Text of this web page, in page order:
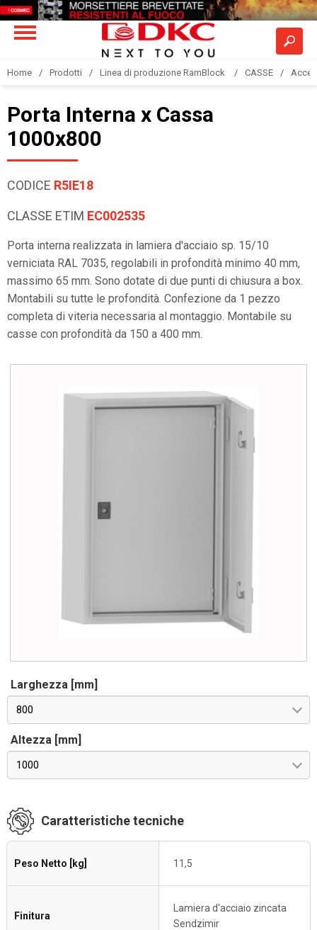
Home Prodotti Linea di produzione RamBlock CASSE
Porta Interna x Cassa
1000x800
CODICE R5IE18
CLASSE ETIM EC002535
Porta interna realizzata in lamiera d'acciaio sp. 15/10
verniciata RAL 7035, regolabili in profondità minimo 40 mm,
massimo 65 mm. Sono dotate di due punti di chiusura a box.
Montabili su tutte le profondità. Confezione da 1 pezzo
completa di viteria necessaria al montaggio. Montabile su
casse con profondità da 150 a 400 mm.
Larghezza [mm]
800
Altezza [mm]
1000
Caratteristiche tecniche
Peso Netto [kg] 11,5
Finitura
Lamiera d'acciaio zincata
Sendzimir